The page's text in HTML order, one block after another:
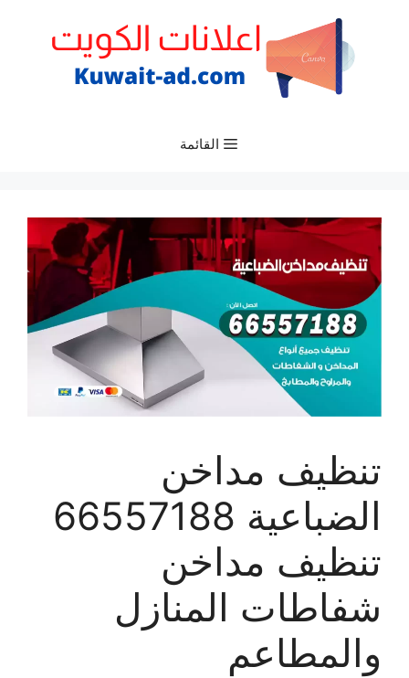
القائمة
تنظيف مداخن
الضباعية 66557188
تنظيف مداخن
شفاطات المنازل
والمطاعم